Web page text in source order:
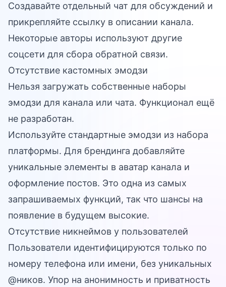
Создавайте отдельный чат для обсуждений и
прикрепляйте ссылку в описании канала.
Некоторые авторы используют другие
соцсети для сбора обратной связи.
Отсутствие кастомных эмодзи
Нельзя загружать собственные наборы
эмодзи для канала или чата. Функционал ещё
не разработан.
Используйте стандартные эмодзи из набора
платформы. Для брендинга добавляйте
уникальные элементы в аватар канала и
оформление постов. Это одна из самых
запрашиваемых функций, так что шансы на
появление в будущем высокие.
Отсутствие никнеймов у пользователей
Пользователи идентифицируются только по
номеру телефона или имени, без уникальных
@ников. Упор на анонимность и приватность